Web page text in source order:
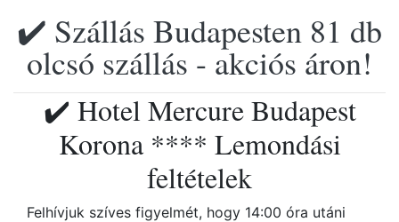
✔️ Szállás Budapesten 81 db
olcsó szállás - akciós áron!
✔️ Hotel Mercure Budapest
Korona **** Lemondási
feltételek
Felhívjuk szíves figyelmét, hogy 14:00 óra utáni